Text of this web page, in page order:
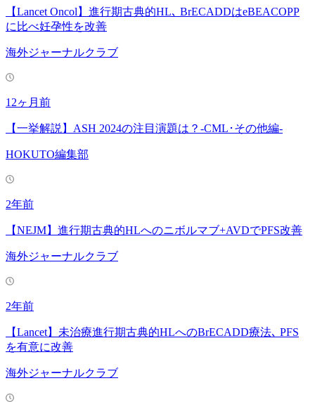
【Lancet Oncol】進行期古典的HL､ BrECADDはeBEACOPP
に比べ妊孕性を改善
海外ジャーナルクラブ
12ヶ月前
【一挙解説】ASH 2024の注目演題は？-CML･その他編-
HOKUTO編集部
2年前
【NEJM】進行期古典的HLへのニボルマブ+AVDでPFS改善
海外ジャーナルクラブ
2年前
【Lancet】未治療進行期古典的HLへのBrECADD療法､ PFS
を有意に改善
海外ジャーナルクラブ